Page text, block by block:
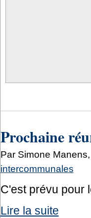
Prochaine
Par Simone
intercommunales
C'est prévu pour
Lire la suite